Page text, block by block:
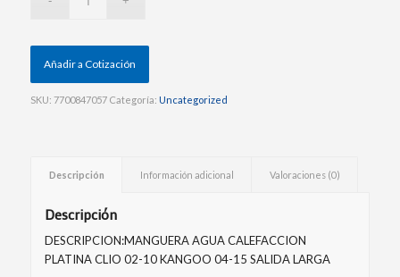
Añadir a Cotización
SKU: 7700847057 Categoría: Uncategorized
Descripción Información adicional Valoraciones (0)
Descripción
DESCRIPCION:MANGUERA AGUA CALEFACCION
PLATINA CLIO 02-10 KANGOO 04-15 SALIDA LARGA